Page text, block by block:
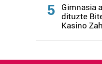
fitxategiak erabiltzen ditu.
zerbitzuak hobetzeko
irakurri
5
Gimnasia
dituzte
Kasino